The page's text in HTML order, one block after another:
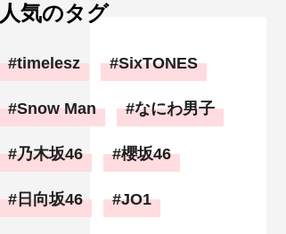
人気のタグ
timelesz SixTONES
Snow Man なにわ男子
乃木坂46 櫻坂46
日向坂46 JO1